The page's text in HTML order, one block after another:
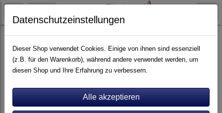
Artikel nach Marken A - E ATC
Datenschutzeinstellungen
Dieser Shop verwendet Cookies. Einige von ihnen sind essenziell
(z.B. für den Warenkorb), während andere verwendet werden, um
diesen Shop und Ihre Erfahrung zu verbessern.